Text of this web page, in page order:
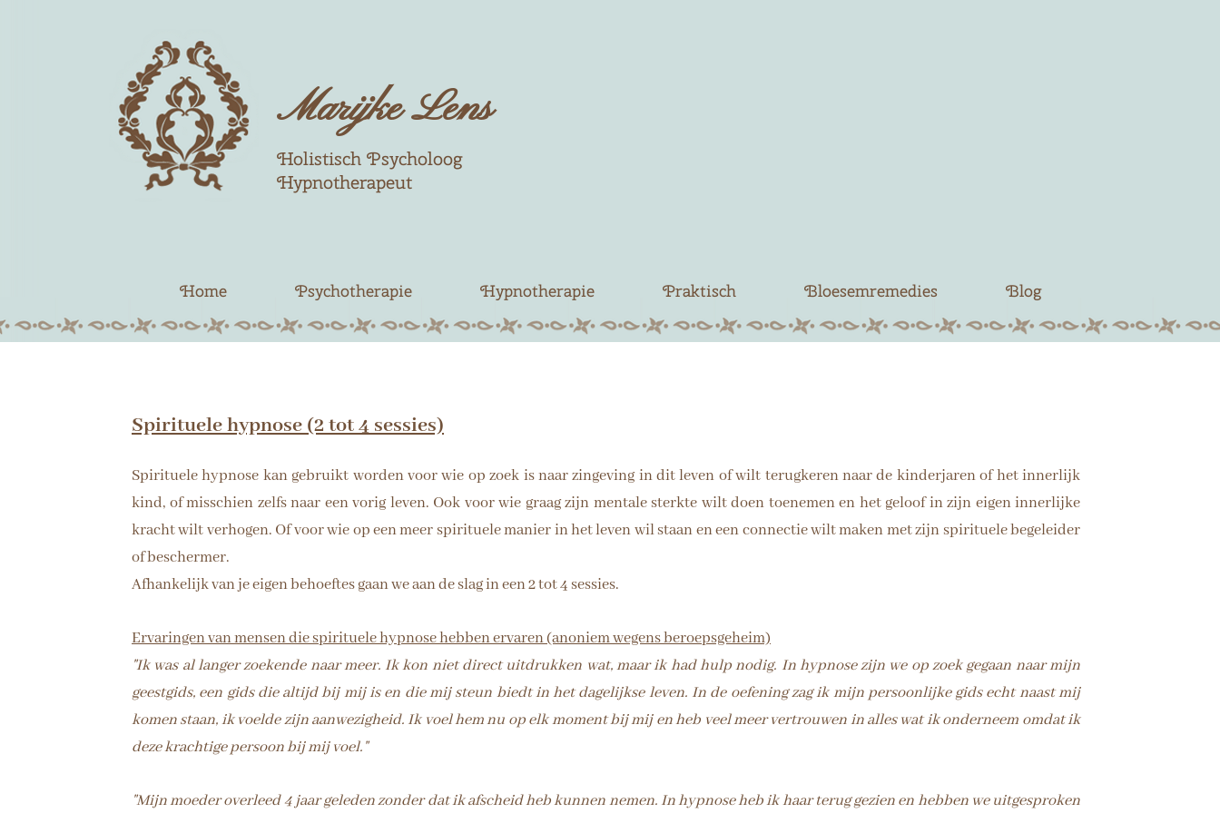
Marijke Le​​ns
Holistisch Psycholoog
Hypnotherapeut
Home Psychotherapie Hypnotherapie Praktisch Bloesemremedies Blog
Spirituele hypnose (2 tot 4 sessies)
Spirituele hypnose kan gebruikt worden voor wie op zoek is naar zingeving in dit leven of wilt terugkeren naar de kinderjaren of het innerlijk
kind, of misschien zelfs naar een vorig leven. Ook voor wie graag zijn mentale sterkte wilt doen toenemen en het geloof in zijn eigen innerlijke
kracht wilt verhogen. Of voor wie op een meer spirituele manier in het leven wil staan en een connectie wilt maken met zijn spirituele begeleider
of beschermer.
Afhankelijk van je eigen behoeftes gaan we aan de slag in een 2 tot 4 sessies.
Ervaringen van mensen die spirituele hypnose hebben ervaren (anoniem wegens beroepsgeheim)
"Ik was al langer zoekende naar meer. Ik kon niet direct uitdrukken wat, maar ik had hulp nodig. In hypnose zijn we op zoek gegaan naar mijn
geestgids, een gids die altijd bij mij is en die mij steun biedt in het dagelijkse leven. In de oefening zag ik mijn persoonlijke gids echt naast mij
komen staan, ik voelde zijn aanwezigheid. Ik voel hem nu op elk moment bij mij en heb veel meer vertrouwen in alles wat ik onderneem omdat ik
deze krachtige persoon bij mij voel."
"Mijn moeder overleed 4 jaar geleden zonder dat ik afscheid heb kunnen nemen. In hypnose heb ik haar terug gezien en hebben we uitgesproken